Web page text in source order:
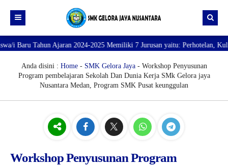
Beranda
Profil
PROFILE SEKOLAH
VISI dan MISI
DATA SISWA
DATA GURU
JURUSAN
Ajaran 2024-2025 Memiliki 7 Jurusan yaitu: Perhotelan, Kuliner,
Anda disini : Home- SMK Gelora Jaya- Workshop Penyusunan
Program pembelajaran Sekolah Dan Dunia Kerja SMk Gelora jaya
Nusantara Medan, Program SMK Pusat keunggulan
Workshop Penyusunan Program